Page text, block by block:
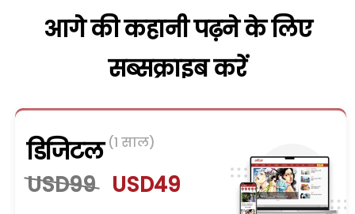
आगे की कहानी पढ़ने के लिए
सब्सक्राइब करें
डिजिटल (1 साल)
USD99 USD49